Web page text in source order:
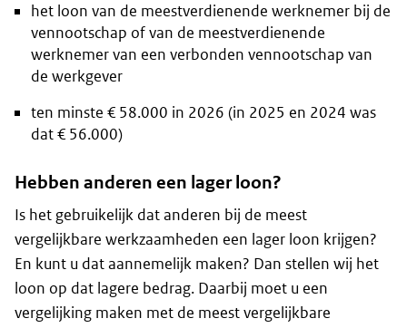
het loon van de meestverdienende werknemer bij de
vennootschap of van de meestverdienende
werknemer van een verbonden vennootschap van
de werkgever
ten minste € 58.000 in 2026 (in 2025 en 2024 was
dat € 56.000)
Hebben anderen een lager loon?
Is het gebruikelijk dat anderen bij de meest
vergelijkbare werkzaamheden een lager loon krijgen?
En kunt u dat aannemelijk maken? Dan stellen wij het
loon op dat lagere bedrag. Daarbij moet u een
vergelijking maken met de meest vergelijkbare